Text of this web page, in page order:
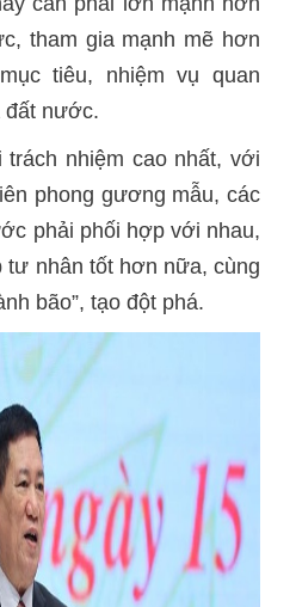
tham gia mạnh mẽ hơn
tiêu, nhiệm vụ quan
đất nước.
nhiệm cao nhất, với
phong gương mẫu, các
phải phối hợp với nhau,
tư nhân tốt hơn nữa, cùng
bão”, tạo đột phá.